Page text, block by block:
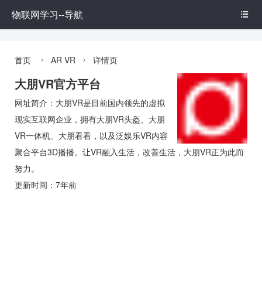
物联网学习--导航 
首页  AR VR  详情页
大朋VR官方平台
网址简介：大朋VR是目前国内领先的虚拟
现实互联网企业，拥有大朋VR头盔、大朋
VR一体机、大朋看看，以及泛娱乐VR内容
聚合平台3D播播。让VR融入生活，改善生活，大朋VR正为此而
努力。
更新时间：7年前